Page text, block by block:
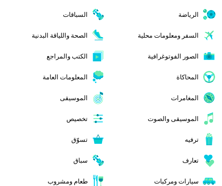
الرياضة السباقات
السفر ومعلومات محلية الصحة واللياقة البدنية
الصور الفوتوغرافية الكتب والمراجع
المحاكاة المعلومات العامة
المغامرات الموسيقى
الموسيقى والصوت تخصيص
ترفيه تسوّق
تعارف سباق
سيارات ومركبات طعام ومشروب